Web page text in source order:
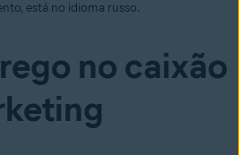
está no idioma russo.
no caixão